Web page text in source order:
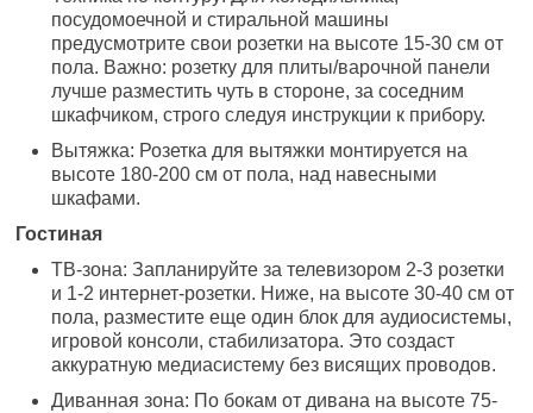
посудомоечной и стиральной машины
предусмотрите свои розетки на высоте 15-30 см от
пола. Важно: розетку для плиты/варочной панели
лучше разместить чуть в стороне, за соседним
шкафчиком, строго следуя инструкции к прибору.
Вытяжка: Розетка для вытяжки монтируется на
высоте 180-200 см от пола, над навесными
шкафами.
Гостиная
ТВ-зона: Запланируйте за телевизором 2-3 розетки
и 1-2 интернет-розетки. Ниже, на высоте 30-40 см от
пола, разместите еще один блок для аудиосистемы,
игровой консоли, стабилизатора. Это создаст
аккуратную медиасистему без висящих проводов.
Диванная зона: По бокам от дивана на высоте 75-